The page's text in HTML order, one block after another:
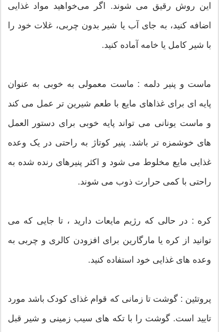
این روش رقیق می شوند. اگر می‌خواهید مواد غذایی
اضافه کنید، به جای آب یا شیر بدون چربی، غلات خود را
با شیر کامل یا خامه آماده کنید.
ماست و پنیر دلمه : ماست معمولی به خوبی به عنوان
پایه ای برای غذاهای مایع با طعم شیرین تر عمل می کند
و ماست یونانی می تواند پایه خوبی برای دستور العمل
های خوشمزه تر باشد. پنیر کوتاژ به راحتی در یک وعده
غذایی مایع مخلوط می شود و اکثر پنیرهای رنده شده به
راحتی با کمی حرارت ذوب می شوند.
کره : در حالی که رژیم مایعات دارید ، تا جایی که می
توانید از کره یا مارگارین برای افزودن کالری و چربی به
وعده های غذایی خود استفاده کنید.
پروتئین : گوشت تا زمانی که قوام غذای کودک باشد مورد
تایید است. گوشت را با تکه های سیب زمینی و شیر قبل